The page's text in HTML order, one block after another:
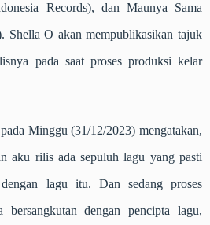
Records), dan Maunya Sama
Shella O akan mempublikasikan tajuk
pada saat proses produksi kelar
Minggu (31/12/2023) mengatakan,
aku rilis ada sepuluh lagu yang pasti
lagu itu. Dan sedang proses
bersangkutan dengan pencipta lagu,